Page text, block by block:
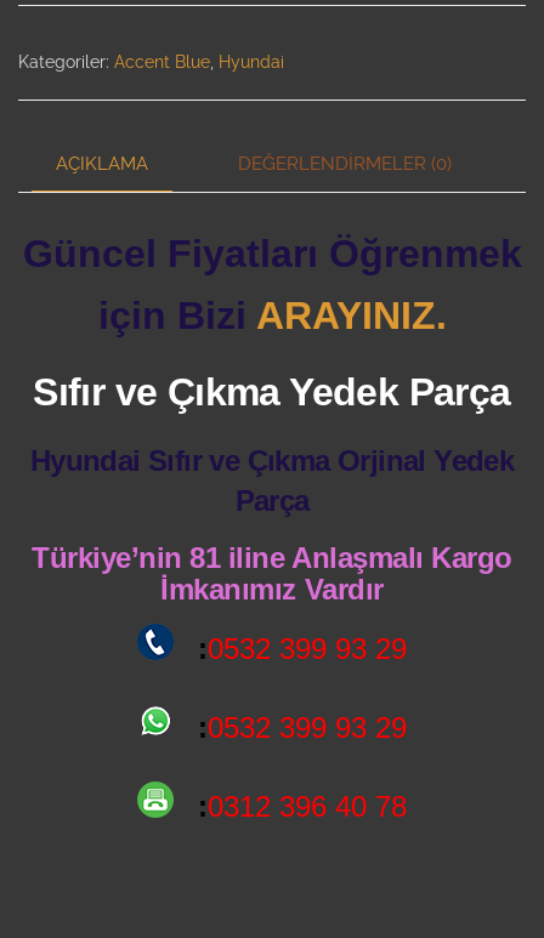
Kategoriler: Accent Blue, Hyundai
AÇIKLAMA DEĞERLENDIRMELER (0)
Güncel Fiyatları Öğrenmek
için Bizi ARAYINIZ.
Sıfır ve Çıkma Yedek Parça
Hyundai Sıfır ve Çıkma Orjinal Yedek
Parça
Türkiye’nin 81 iline Anlaşmalı Kargo
İmkanımız Vardır
:0532 399 93 29
:0532 399 93 29
:0312 396 40 78